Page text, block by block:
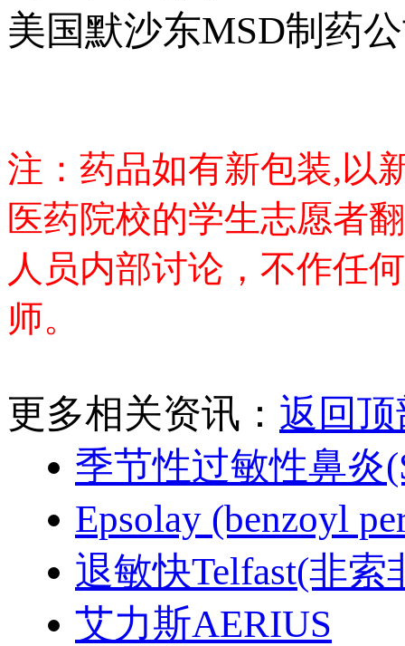
美国默沙东MSD制药
注：药品如有新包装,以
医药院校的学生志愿者
人员内部讨论，不作任
师。
更多相关资讯： 返回顶
季节性过敏性鼻炎
Epsolay (benzoyl
退敏快Telfast(非索
艾力斯AERIUS